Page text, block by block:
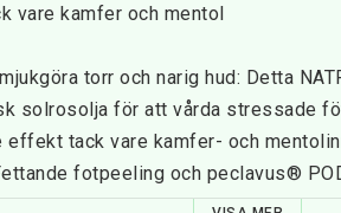
vare kamfer och mentol
torr och narig hud: Detta
solrosolja för att vårda stressade
effekt tack vare kamfer- och
fotpeeling och peclavus®